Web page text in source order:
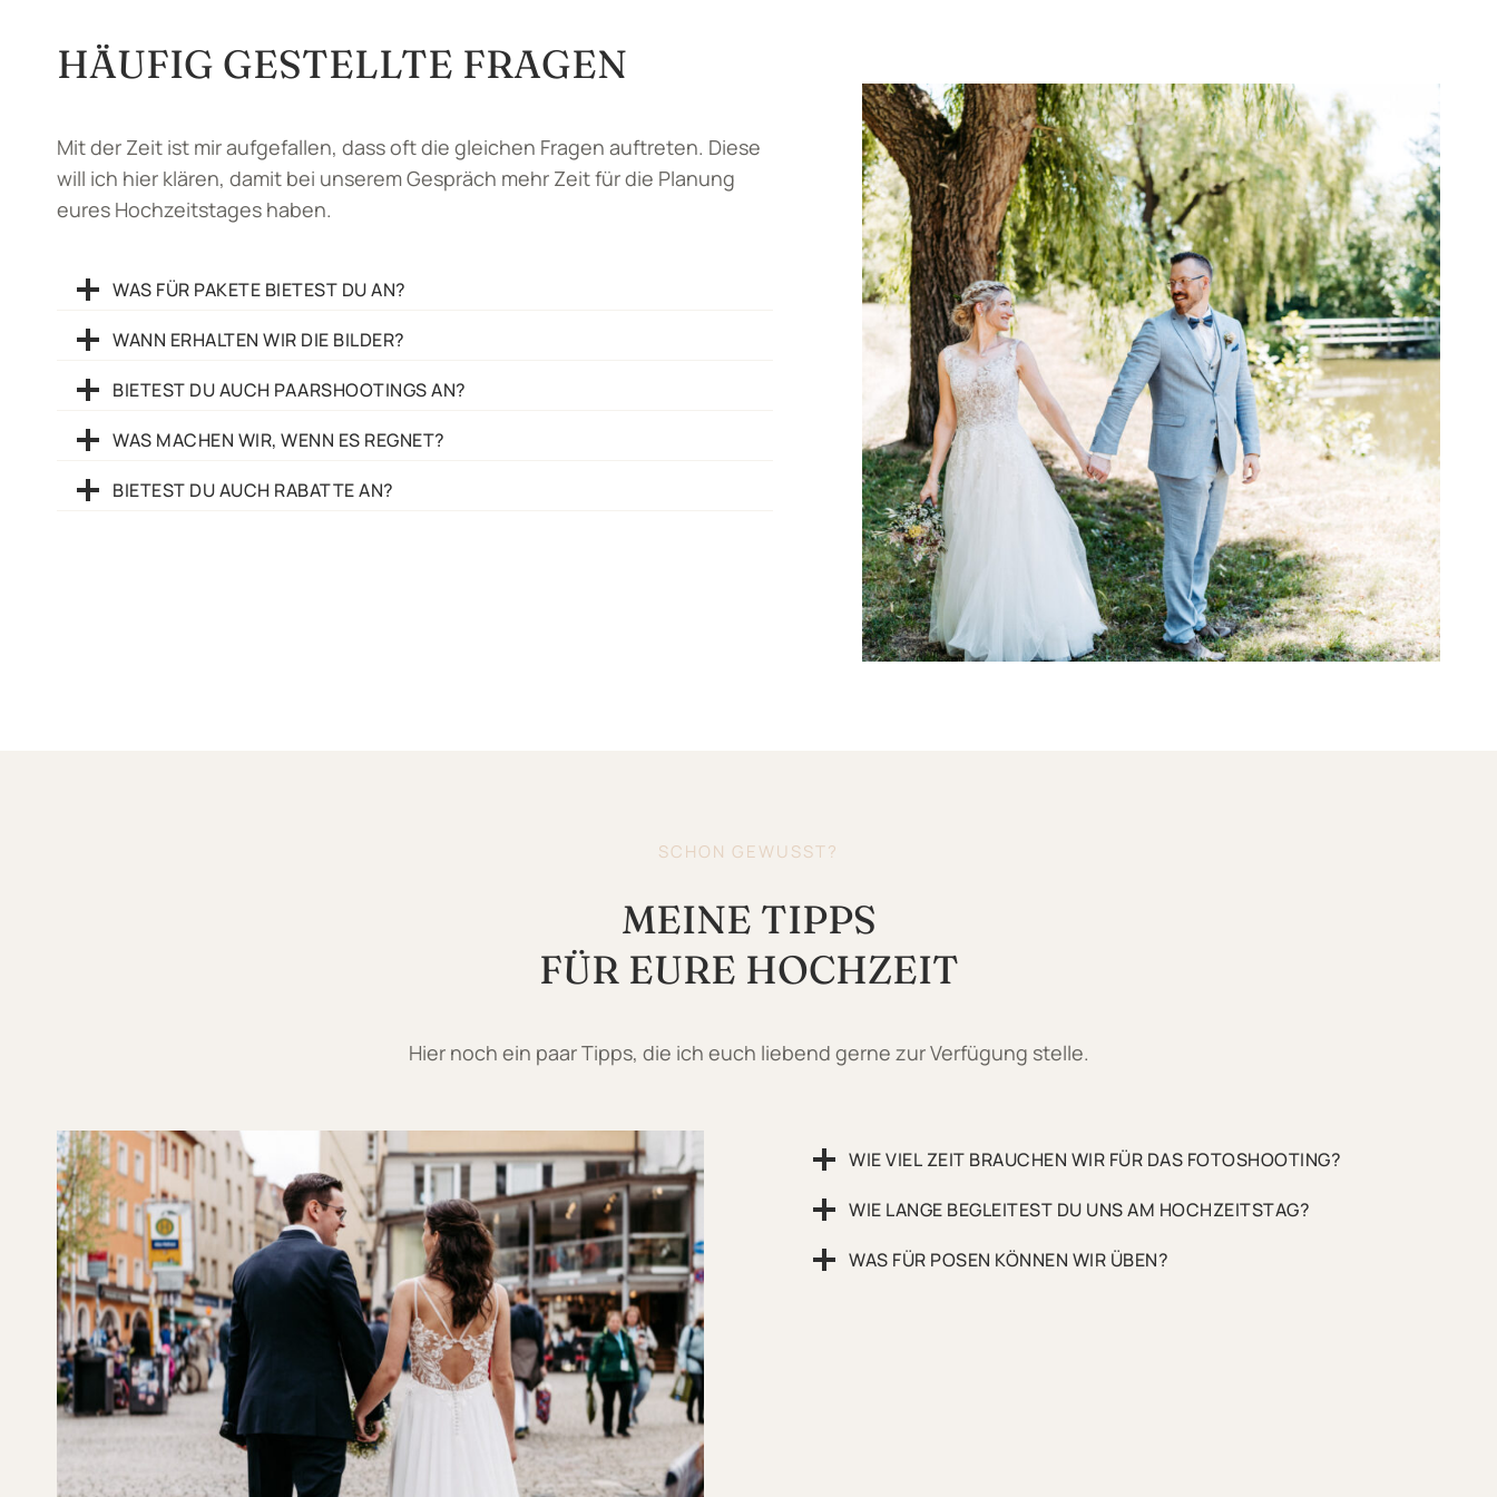
HÄUFIG GESTELLTE FRAGEN
Mit der Zeit ist mir aufgefallen, dass oft die gleichen Fragen auftreten. Diese
will ich hier klären, damit bei unserem Gespräch mehr Zeit für die Planung
eures Hochzeitstages haben.
WAS FÜR PAKETE BIETEST DU AN?
WANN ERHALTEN WIR DIE BILDER?
BIETEST DU AUCH PAARSHOOTINGS AN?
WAS MACHEN WIR, WENN ES REGNET?
BIETEST DU AUCH RABATTE AN?
SCHON GEWUSST?
MEINE TIPPS
FÜR EURE HOCHZEIT
Hier noch ein paar Tipps, die ich euch liebend gerne zur Verfügung stelle.
WIE VIEL ZEIT BRAUCHEN WIR FÜR DAS FOTOSHOOTING?
WIE LANGE BEGLEITEST DU UNS AM HOCHZEITSTAG?
WAS FÜR POSEN KÖNNEN WIR ÜBEN?